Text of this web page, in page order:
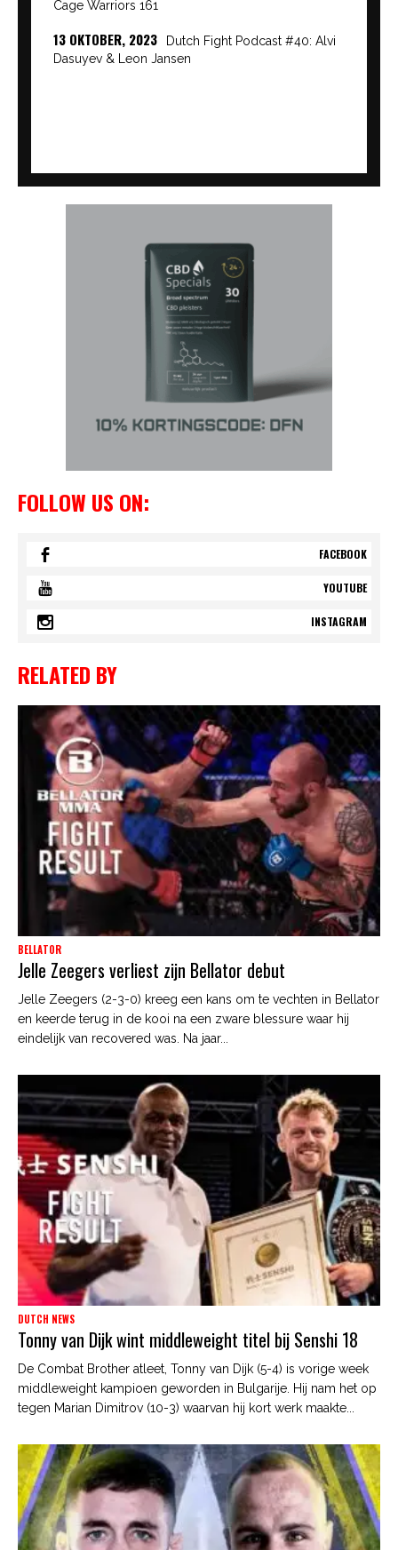
Cage Warriors 161
13 OKTOBER, 2023
Dutch Fight Podcast #40: Alvi
Dasuyev & Leon Jansen
FOLLOW US ON:
FACEBOOK
YOUTUBE
INSTAGRAM
RELATED BY
BELLATOR
Jelle Zeegers verliest zijn Bellator debut
Jelle Zeegers (2-3-0) kreeg een kans om te vechten in Bellator
en keerde terug in de kooi na een zware blessure waar hij
eindelijk van recovered was. Na jaar...
DUTCH NEWS
Tonny van Dijk wint middleweight titel bij Senshi 18
De Combat Brother atleet, Tonny van Dijk (5-4) is vorige week
middleweight kampioen geworden in Bulgarije. Hij nam het op
tegen Marian Dimitrov (10-3) waarvan hij kort werk maakte...